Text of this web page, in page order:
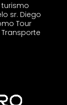
sr. Diego
Tour